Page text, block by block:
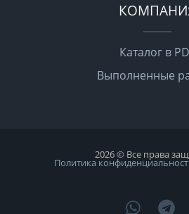
Каталог в
Выполненные
2026 © Все права
Политика